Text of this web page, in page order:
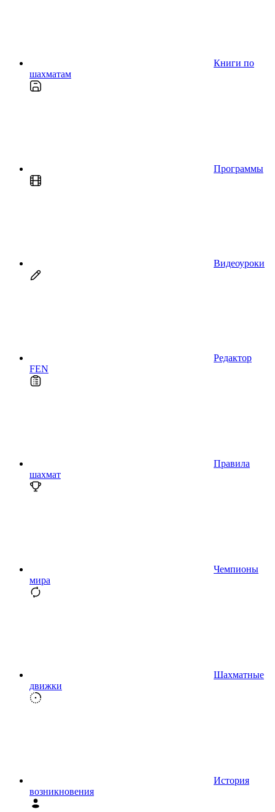
Книги по
шахматам
Программы
Видеоуроки
Редактор
FEN
Правила
шахмат
Чемпионы
мира
Шахматные
движки
История
возникновения